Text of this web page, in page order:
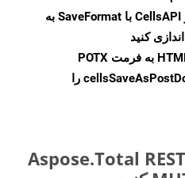
را از CellsAPI با SaveFormat به
POTX
را
شروع به استفاده از Aspose.Total REST